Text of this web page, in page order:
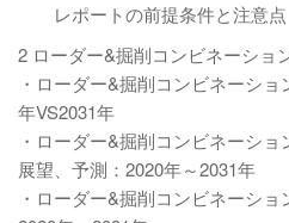
レポートの前提条件と注意点
2 ローダー&掘削コンビネーショ
・ローダー&掘削コンビネーシ
年VS2031年
・ローダー&掘削コンビネーショ
展望、予測：2020年～2031年
・ローダー&掘削コンビネーシ